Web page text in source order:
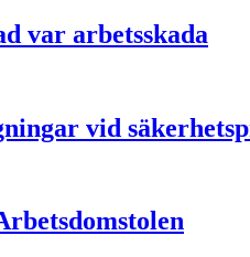
var arbetsskada
vid